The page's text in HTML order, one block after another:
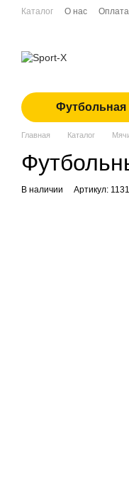
Перейти к основному
Каталог О нас Оплата
Главная Каталог
В наличии Артикул: